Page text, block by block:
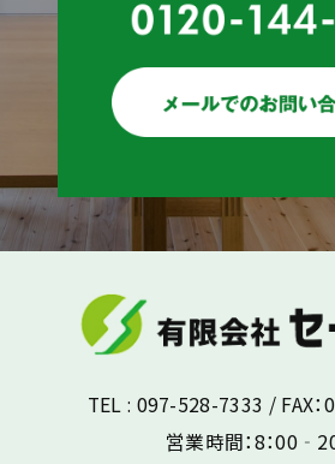
TEL : 097-528-7333 / FAX
営業時間：8：